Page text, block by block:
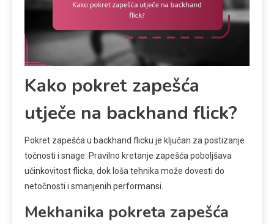
Kako pokret zapešća
utječe na backhand flick?
Pokret zapešća u backhand flicku je ključan za postizanje
točnosti i snage. Pravilno kretanje zapešća poboljšava
učinkovitost flicka, dok loša tehnika može dovesti do
netočnosti i smanjenih performansi.
Mekhanika pokreta zapešća